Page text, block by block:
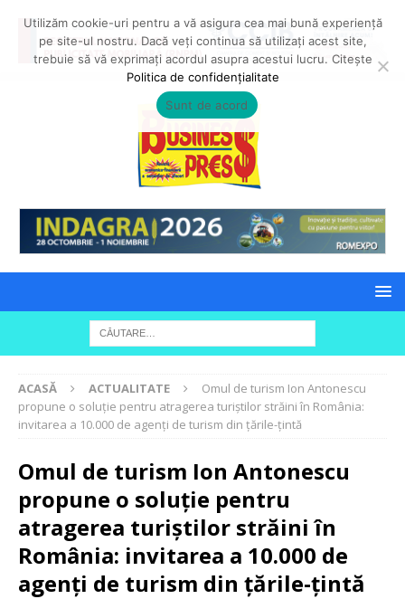
ACASĂ ACTUALITATE
Omul de turism Ion Antonescu
propune o soluție pentru atragerea turiștilor străini în România:
invitarea a 10.000 de agenți de turism din țările-țintă
Omul de turism Ion Antonescu
propune o soluție pentru
atragerea turiștilor străini în
România: invitarea a 10.000 de
agenți de turism din țările-țintă
Utilizăm cookie-uri pentru a vă asigura cea mai bună experiență
pe site-ul nostru. Dacă veți continua să utilizați acest site,
trebuie să vă exprimați acordul asupra acestui lucru. Citește
Politica de confidențialitate
Sunt de acord